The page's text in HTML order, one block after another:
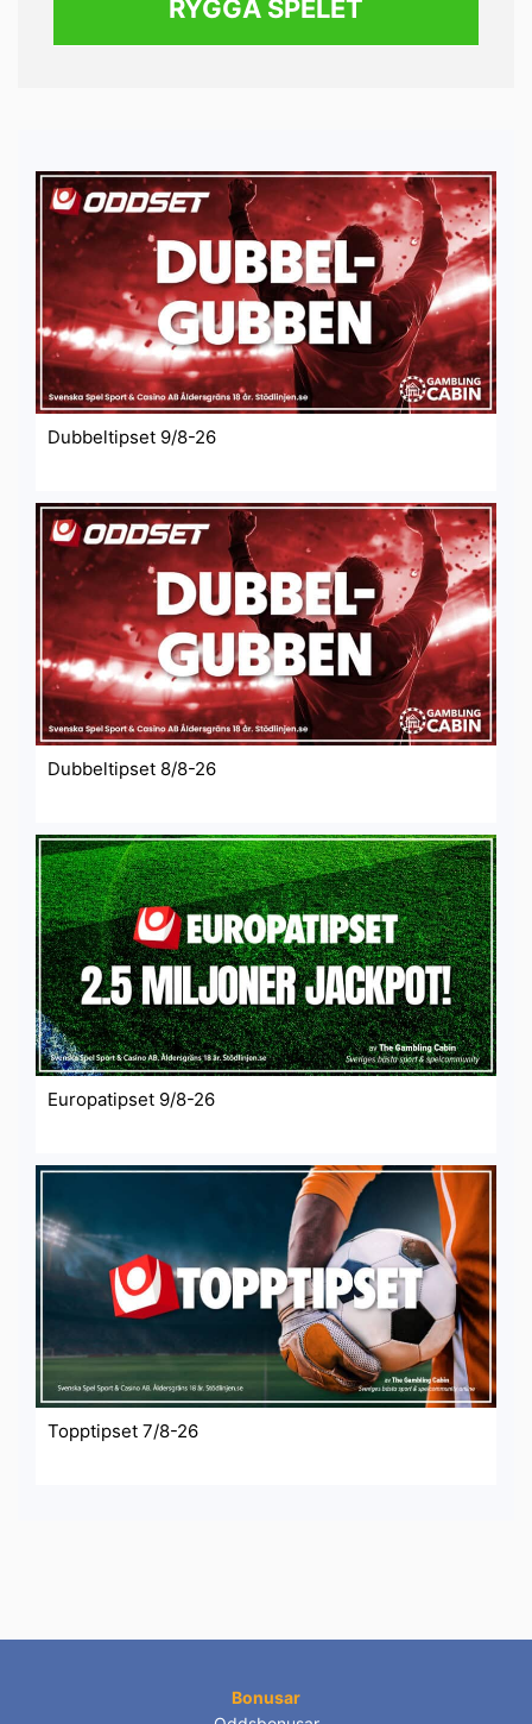
RYGGA SPELET
Dubbeltipset 9/8-26
Dubbeltipset 8/8-26
Europatipset 9/8-26
Topptipset 7/8-26
Bonusar